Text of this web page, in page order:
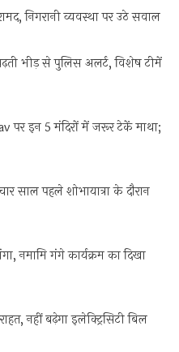
निगरानी व्यवस्था पर उठे सवाल
भीड़ से पुलिस अलर्ट, विशेष टीमें
पर इन 5 मंदिरों में जरूर टेकें माथा;
साल पहले शोभायात्रा के दौरान
नमामि गंगे कार्यक्रम का दिखा
नहीं बढ़ेगा इलेक्ट्रिसिटी बिल